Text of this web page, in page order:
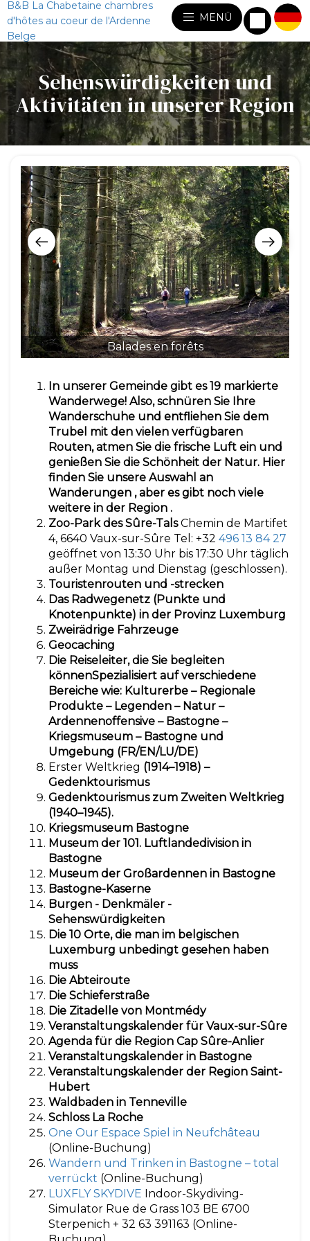
B&B La Chabetaine chambres
d'hôtes au coeur de l'Ardenne
Belge
MENÜ
Sehenswürdigkeiten und
Aktivitäten in unserer Region
Balades en forêts
In unserer Gemeinde gibt es 19 markierte
Wanderwege! Also, schnüren Sie Ihre
Wanderschuhe und entfliehen Sie dem
Trubel mit den vielen verfügbaren
Routen, atmen Sie die frische Luft ein und
genießen Sie die Schönheit der Natur. Hier
finden Sie unsere Auswahl an
Wanderungen , aber es gibt noch viele
weitere in der Region .
Zoo-Park des Sûre-Tals Chemin de Martifet
4, 6640 Vaux-sur-Sûre Tel: +32 496 13 84 27
geöffnet von 13:30 Uhr bis 17:30 Uhr täglich
außer Montag und Dienstag (geschlossen).
Touristenrouten und -strecken
Das Radwegenetz (Punkte und
Knotenpunkte) in der Provinz Luxemburg
Zweirädrige Fahrzeuge
Geocaching
Die Reiseleiter, die Sie begleiten
könnenSpezialisiert auf verschiedene
Bereiche wie: Kulturerbe – Regionale
Produkte – Legenden – Natur –
Ardennenoffensive – Bastogne –
Kriegsmuseum – Bastogne und
Umgebung (FR/EN/LU/DE)
Erster Weltkrieg (1914–1918) –
Gedenktourismus
Gedenktourismus zum Zweiten Weltkrieg
(1940–1945).
Kriegsmuseum Bastogne
Museum der 101. Luftlandedivision in
Bastogne
Museum der Großardennen in Bastogne
Bastogne-Kaserne
Burgen - Denkmäler -
Sehenswürdigkeiten
Die 10 Orte, die man im belgischen
Luxemburg unbedingt gesehen haben
muss
Die Abteiroute
Die Schieferstraße
Die Zitadelle von Montmédy
Veranstaltungskalender für Vaux-sur-Sûre
Agenda für die Region Cap Sûre-Anlier
Veranstaltungskalender in Bastogne
Veranstaltungskalender der Region Saint-
Hubert
Waldbaden in Tenneville
Schloss La Roche
One Our Espace Spiel in Neufchâteau
(Online-Buchung)
Wandern und Trinken in Bastogne – total
verrückt (Online-Buchung)
LUXFLY SKYDIVE Indoor-Skydiving-
Simulator Rue de Grass 103 BE 6700
Sterpenich + 32 63 391163 (Online-